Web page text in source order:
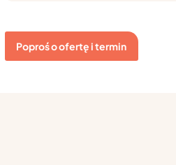
Poproś o ofertę i termin